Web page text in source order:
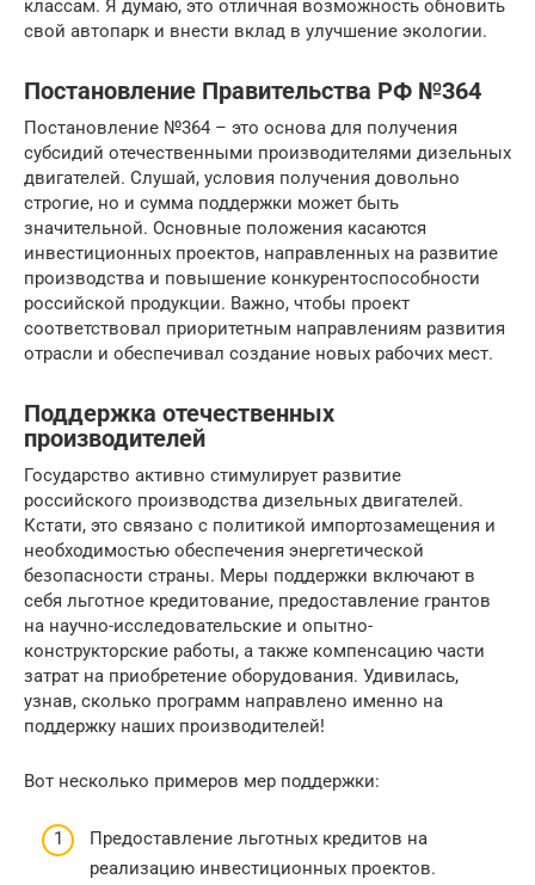
классам. Я думаю, это отличная возможность обновить
свой автопарк и внести вклад в улучшение экологии.
Постановление Правительства РФ №364
Постановление №364 – это основа для получения
субсидий отечественными производителями дизельных
двигателей. Слушай, условия получения довольно
строгие, но и сумма поддержки может быть
значительной. Основные положения касаются
инвестиционных проектов, направленных на развитие
производства и повышение конкурентоспособности
российской продукции. Важно, чтобы проект
соответствовал приоритетным направлениям развития
отрасли и обеспечивал создание новых рабочих мест.
Поддержка отечественных
производителей
Государство активно стимулирует развитие
российского производства дизельных двигателей.
Кстати, это связано с политикой импортозамещения и
необходимостью обеспечения энергетической
безопасности страны. Меры поддержки включают в
себя льготное кредитование, предоставление грантов
на научно-исследовательские и опытно-
конструкторские работы, а также компенсацию части
затрат на приобретение оборудования. Удивилась,
узнав, сколько программ направлено именно на
поддержку наших производителей!
Вот несколько примеров мер поддержки:
Предоставление льготных кредитов на
реализацию инвестиционных проектов.